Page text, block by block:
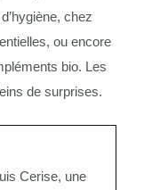
chez
ou encore
bio. Les
de surprises.
Cerise, une